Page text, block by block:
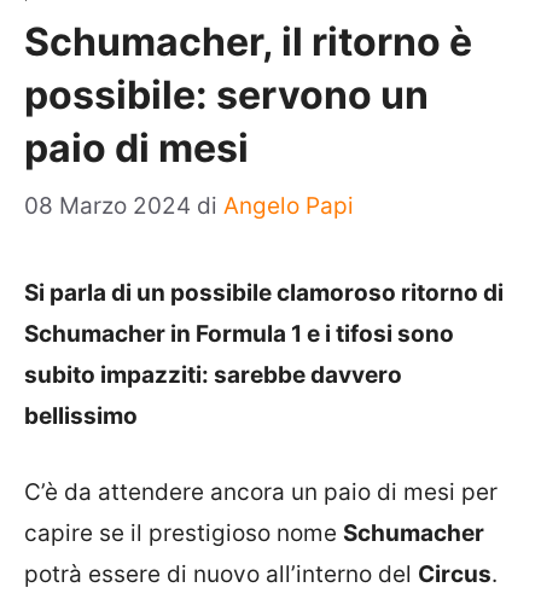
Schumacher, il ritorno è
possibile: servono un
paio di mesi
08 Marzo 2024 di Angelo Papi
Si parla di un possibile clamoroso ritorno di
Schumacher in Formula 1 e i tifosi sono
subito impazziti: sarebbe davvero
bellissimo
C’è da attendere ancora un paio di mesi per
capire se il prestigioso nome Schumacher
potrà essere di nuovo all’interno del Circus.